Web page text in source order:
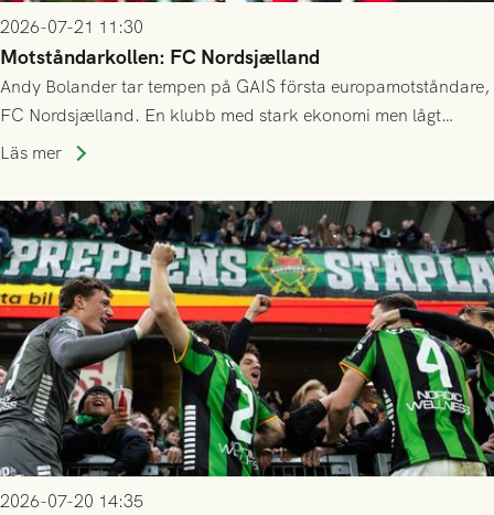
2026-07-21 11:30
Motståndarkollen: FC Nordsjælland
Andy Bolander tar tempen på GAIS första europamotståndare,
FC Nordsjælland. En klubb med stark ekonomi men lågt
publiksnitt, ett lag med både kollektiv styrka och individuell
Läs mer
2026-07-20 14:35